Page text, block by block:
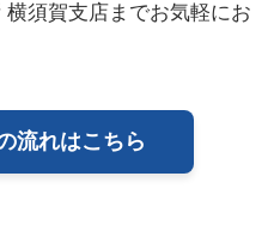
須賀支店までお気軽にお
流れはこちら